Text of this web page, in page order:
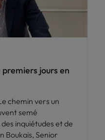
jours en
chemin vers un
semé
inquiétudes et de
Boukais, Senior